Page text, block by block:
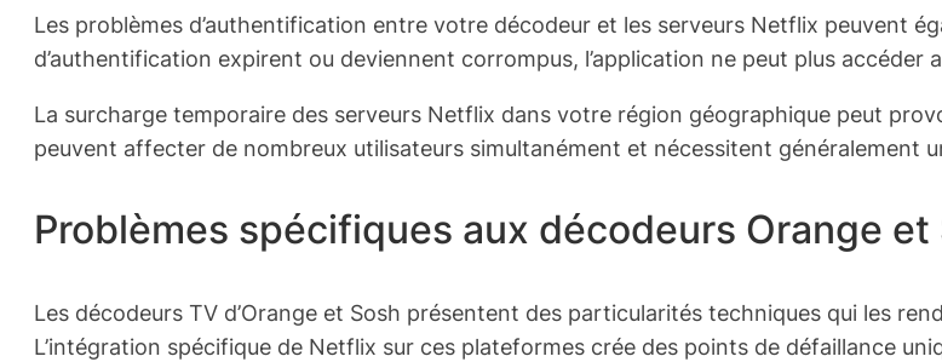
Les problèmes d’authentification entre votre décodeur et les serveurs Netflix peuvent
d’authentification expirent ou deviennent corrompus, l’application ne peut plus accéder
La surcharge temporaire des serveurs Netflix dans votre région géographique peut
peuvent affecter de nombreux utilisateurs simultanément et nécessitent généralement
Problèmes spécifiques aux décodeurs Orange et
Les décodeurs TV d’Orange et Sosh présentent des particularités techniques qui les
L’intégration spécifique de Netflix sur ces plateformes crée des points de défaillance